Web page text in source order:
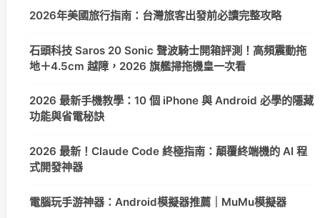
2026年美國旅行指南：台灣旅客出發前必讀完整攻略
石頭科技 Saros 20 Sonic 聲波騎士開箱評測！高頻震動拖
地＋4.5cm 越障，2026 旗艦掃拖機皇一次看
2026 最新手機教學：10 個 iPhone 與 Android 必學的隱藏
功能與省電秘訣
2026 最新！Claude Code 終極指南：顛覆終端機的 AI 程
式開發神器
電腦玩手游神器：Android模擬器推薦｜MuMu模擬器